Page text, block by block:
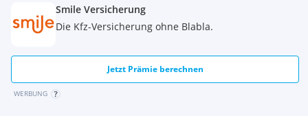
Smile Versicherung
Die Kfz-Versicherung ohne Blabla.
Jetzt Prämie berechnen
WERBUNG